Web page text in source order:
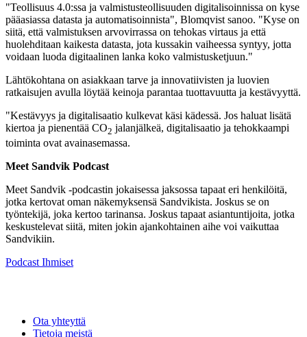
"Teollisuus 4.0:ssa ja valmistusteollisuuden digitalisoinnissa on kyse
pääasiassa datasta ja automatisoinnista", Blomqvist sanoo. "Kyse on
siitä, että valmistuksen arvovirrassa on tehokas virtaus ja että
huolehditaan kaikesta datasta, jota kussakin vaiheessa syntyy, jotta
voidaan luoda digitaalinen lanka koko valmistusketjuun."
Lähtökohtana on asiakkaan tarve ja innovatiivisten ja luovien
ratkaisujen avulla löytää keinoja parantaa tuottavuutta ja kestävyyttä.
"Kestävyys ja digitalisaatio kulkevat käsi kädessä. Jos haluat lisätä
kiertoa ja pienentää CO2 jalanjälkeä, digitalisaatio ja tehokkaampi
toiminta ovat avainasemassa.
Meet Sandvik Podcast
Meet Sandvik -podcastin jokaisessa jaksossa tapaat eri henkilöitä,
jotka kertovat oman näkemyksensä Sandvikista. Joskus se on
työntekijä, joka kertoo tarinansa. Joskus tapaat asiantuntijoita, jotka
keskustelevat siitä, miten jokin ajankohtainen aihe voi vaikuttaa
Sandvikiin.
Podcast Ihmiset
Ota yhteyttä
Tietoja meistä